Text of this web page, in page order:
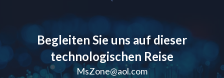
Begleiten Sie uns auf dieser
technologischen Reise
MsZone@aol.com